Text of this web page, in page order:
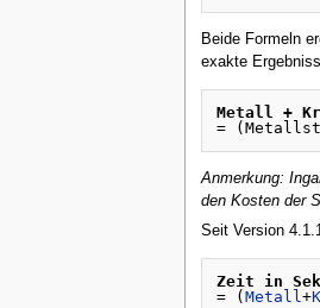
Beide Formeln
exakte
Metall +
Anmerkung:
den Kosten der
Seit Version
Zeit in
= (Metall+